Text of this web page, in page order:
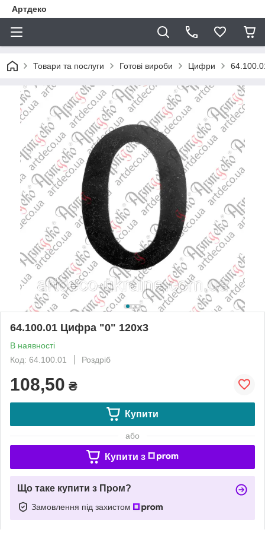
Артдеко
Товари та послуги Готові вироби Цифри
64.100.01 Цифра "0" 120х3
В наявності
Код: 64.100.01
Роздріб
108,50 ₴
Купити
або
Купити з
Що таке купити з Пром?
Замовлення під захистом